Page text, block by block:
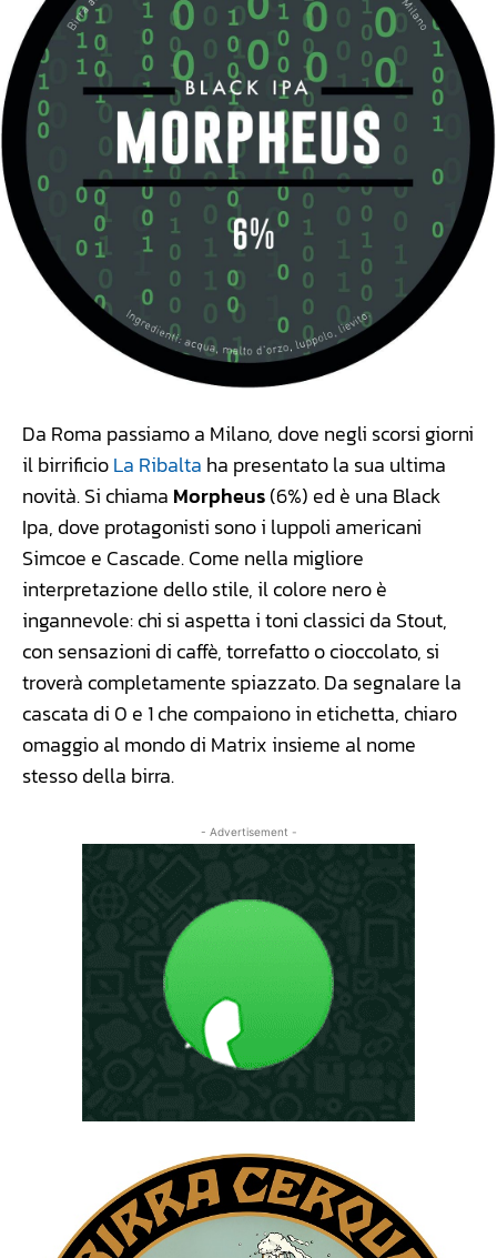
Da Roma passiamo a Milano, dove negli scorsi giorni
il birrificioLa Ribalta ha presentato la sua ultima
novità. Si chiama Morpheus(6%) ed è una Black
Ipa, dove protagonisti sono i luppoli americani
Simcoe e Cascade. Come nella migliore
interpretazione dello stile, il colore nero è
ingannevole: chi si aspetta i toni classici da Stout,
con sensazioni di caffè, torrefatto o cioccolato, si
troverà completamente spiazzato. Da segnalare la
cascata di 0 e 1 che compaiono in etichetta, chiaro
omaggio al mondo di Matrix insieme al nome
stesso della birra.
- Advertisement -